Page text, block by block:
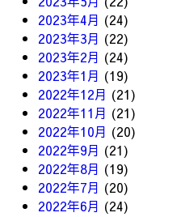
2023年4月 (24)
2023年3月 (22)
2023年2月 (24)
2023年1月 (19)
2022年12月 (21)
2022年11月 (21)
2022年10月 (20)
2022年9月 (21)
2022年8月 (19)
2022年7月 (20)
2022年6月 (24)